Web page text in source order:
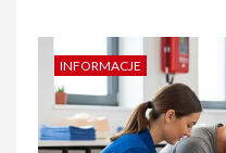
INFORMACJE